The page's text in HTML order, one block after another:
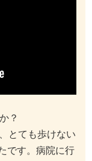
？
とても歩けない
です。病院に行